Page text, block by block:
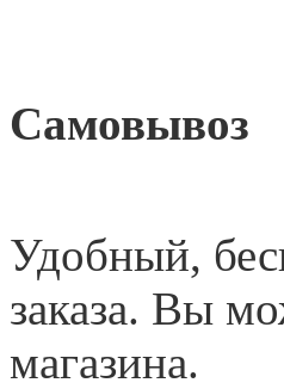
Самовывоз
Удобный,
заказа. Вы
магазина.